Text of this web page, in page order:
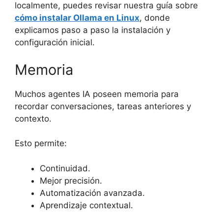
localmente, puedes revisar nuestra guía sobre
cómo instalar Ollama en Linux, donde
explicamos paso a paso la instalación y
configuración inicial.
Memoria
Muchos agentes IA poseen memoria para
recordar conversaciones, tareas anteriores y
contexto.
Esto permite:
Continuidad.
Mejor precisión.
Automatización avanzada.
Aprendizaje contextual.